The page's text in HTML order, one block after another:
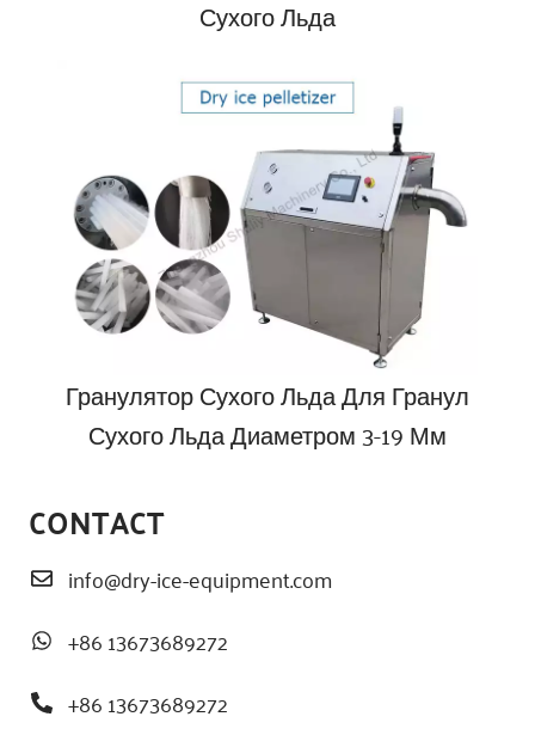
Сухого Льда
Гранулятор Сухого Льда Для Гранул
Сухого Льда Диаметром 3-19 Мм
CONTACT
info@dry-ice-equipment.com
+86 13673689272
+86 13673689272